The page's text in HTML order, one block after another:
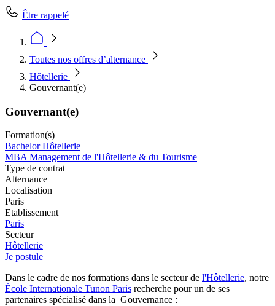
Être rappelé
Toutes nos offres d’alternance
Hôtellerie
Gouvernant(e)
Gouvernant(e)
Formation(s)
Bachelor Hôtellerie
MBA Management de l'Hôtellerie & du Tourisme
Type de contrat
Alternance
Localisation
Paris
Etablissement
Paris
Secteur
Hôtellerie
Je postule
Dans le cadre de nos formations dans le secteur de l'Hôtellerie, notre
École Internationale Tunon Paris recherche pour un de ses
partenaires spécialisé dans la Gouvernance :